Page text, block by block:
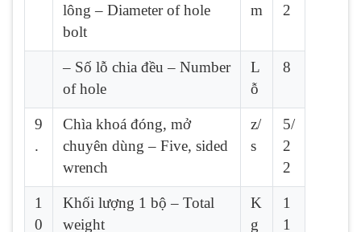
lông – Diameter of hole
bolt
m
2
– Số lỗ chia đều – Number
of hole
L
ỗ
8
9
.
Chìa khoá đóng, mở
chuyên dùng – Five, sided
wrench
z/
s
5/
2
2
1
0
Khối lượng 1 bộ – Total
weight
K
g
1
1